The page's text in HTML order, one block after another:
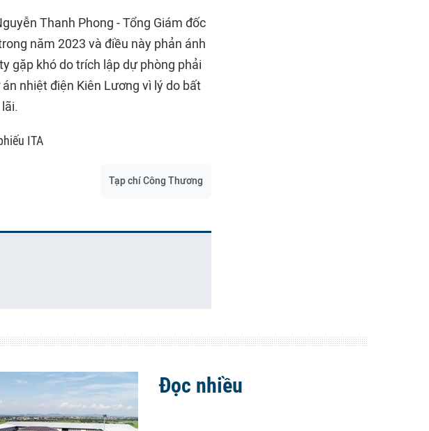
Thanh Phong - Tổng Giám đốc
năm 2023 và điều này phản ánh
gặp khó do trích lập dự phòng phải
nhiệt điện Kiên Lương vì lý do bất
ITA
Tạp chí Công Thương
Đọc nhiều